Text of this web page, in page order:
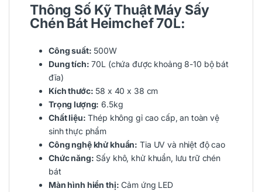
Thông Số Kỹ Thuật Máy Sấy
Chén Bát Heimchef 70L:
Công suất: 500W
Dung tích: 70L (chứa được khoảng 8-10 bộ bát
đĩa)
Kích thước: 58 x 40 x 38 cm
Trọng lượng: 6.5kg
Chất liệu: Thép không gỉ cao cấp, an toàn vệ
sinh thực phẩm
Công nghệ khử khuẩn: Tia UV và nhiệt độ cao
Chức năng: Sấy khô, khử khuẩn, lưu trữ chén
bát
Màn hình hiển thị: Cảm ứng LED